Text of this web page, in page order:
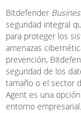
Bitdefender
seguridad integral
para proteger los
amenazas
prevención,
seguridad de los
tamaño o el sector
Agent es una
entorno empresarial.